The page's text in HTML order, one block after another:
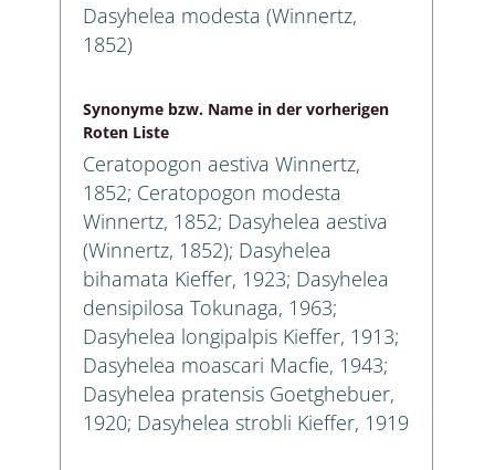
Dasyhelea modesta (Winnertz,
1852)
Synonyme bzw. Name in der vorherigen
Roten Liste
Ceratopogon aestiva Winnertz,
1852; Ceratopogon modesta
Winnertz, 1852; Dasyhelea aestiva
(Winnertz, 1852); Dasyhelea
bihamata Kieffer, 1923; Dasyhelea
densipilosa Tokunaga, 1963;
Dasyhelea longipalpis Kieffer, 1913;
Dasyhelea moascari Macfie, 1943;
Dasyhelea pratensis Goetghebuer,
1920; Dasyhelea strobli Kieffer, 1919